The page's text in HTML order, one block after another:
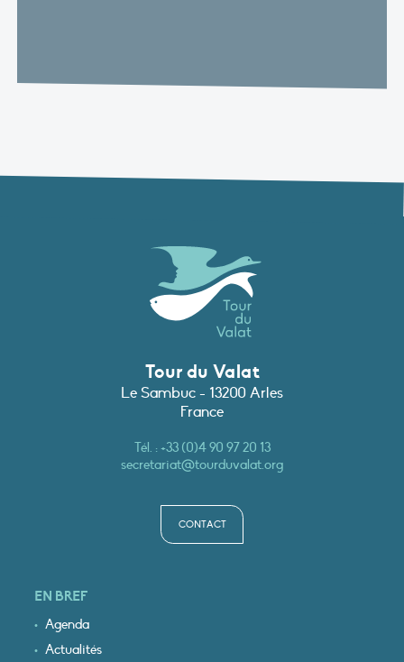
Tour du Valat
Le Sambuc - 13200 Arles
France
Tél. :+33 (0)4 90 97 20 13
secretariat@tourduvalat.org
CONTACT
EN BREF
Agenda
Actualités